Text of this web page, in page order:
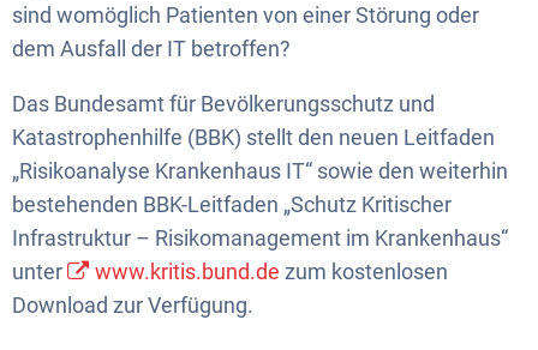
sind womöglich Patienten von einer Störung oder
dem Ausfall der IT betroffen?
Das Bundesamt für Bevölkerungsschutz und
Katastrophenhilfe (BBK) stellt den neuen Leitfaden
„Risikoanalyse Krankenhaus IT“ sowie den weiterhin
bestehenden BBK-Leitfaden „Schutz Kritischer
Infrastruktur – Risikomanagement im Krankenhaus“
unter
www.kritis.bund.de zum kostenlosen
Download zur Verfügung.